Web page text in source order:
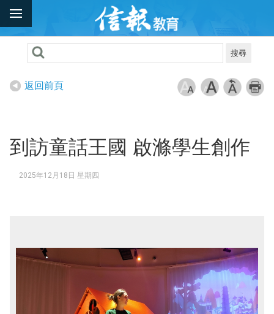
搜尋
返回前頁
到訪童話王國 啟滌學生創作
2025年12月18日 星期四